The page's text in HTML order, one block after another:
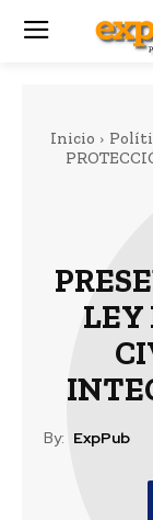
Inicio
LEY
By: ExpPub